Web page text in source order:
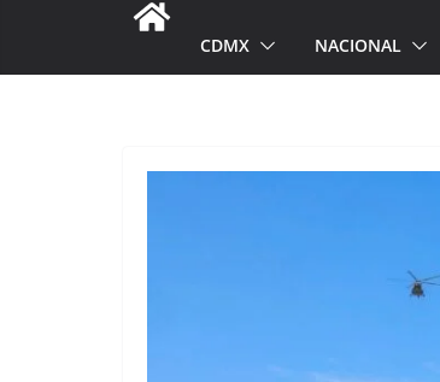
CDMX NACIONAL